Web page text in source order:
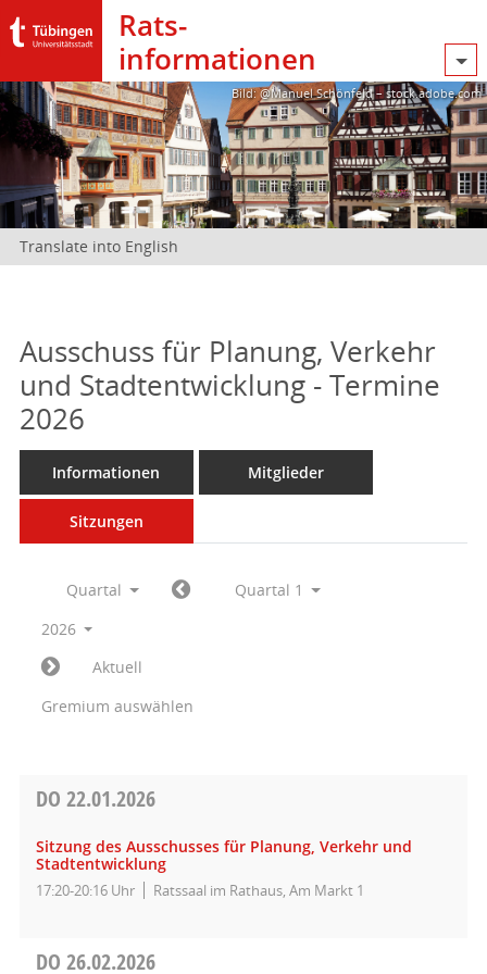
Rats­
informationen
Bild: @Manuel Schönfeld – stock.adobe.com
Translate into English
Ausschuss für Planung, Verkehr
und Stadtentwicklung - Termine
2026
Informationen Mitglieder
Sitzungen
Quartal
Quartal 1
2026
Aktuell
Gremium auswählen
DO 22.01.2026
Sitzung des Ausschusses für Planung, Verkehr und
Stadtentwicklung
17:20-20:16 Uhr Ratssaal im Rathaus, Am Markt 1
DO 26.02.2026